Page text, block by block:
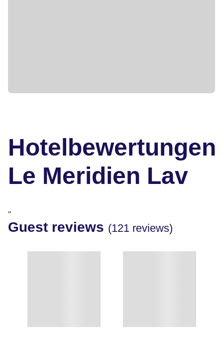
Hotelbewertungen
Le Meridien Lav
"
Guest reviews (121 reviews)